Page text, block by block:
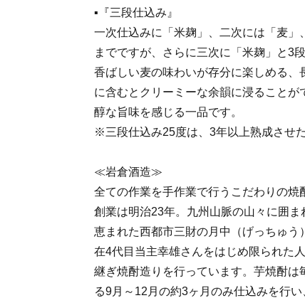
▪『三段仕込み』
一次仕込みに「米麹」、二次には「麦」
までですが、さらに三次に「米麹」と3
香ばしい麦の味わいが存分に楽しめる、
に含むとクリーミーな余韻に浸ること
醇な旨味を感じる一品です。
※三段仕込み25度は、3年以上熟成させた
≪岩倉酒造≫
全ての作業を手作業で行うこだわりの焼
創業は明治23年。九州山脈の山々に囲
恵まれた西都市三財の月中（げっちゅう
在4代目当主幸雄さんをはじめ限られた
継ぎ焼酎造りを行っています。芋焼酎は
る9月～12月の約3ヶ月のみ仕込みを行